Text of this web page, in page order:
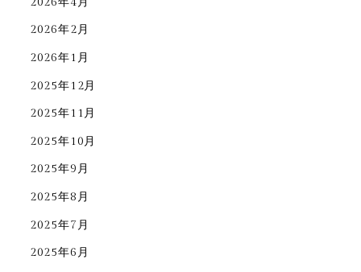
2026年2月
2026年1月
2025年12月
2025年11月
2025年10月
2025年9月
2025年8月
2025年7月
2025年6月